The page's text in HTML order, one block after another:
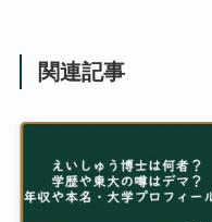
関連記事